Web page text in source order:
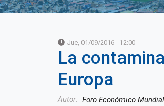
Jue, 01/09/2016 - 12:00
La
Europa
Autor Foro Económico Mundial